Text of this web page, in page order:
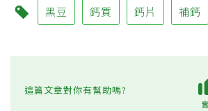
黑豆 鈣質 鈣片 補鈣
這篇文章對你有幫助嗎?